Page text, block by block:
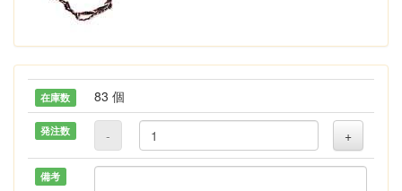
在庫数 83 個
発注数 - +
備考